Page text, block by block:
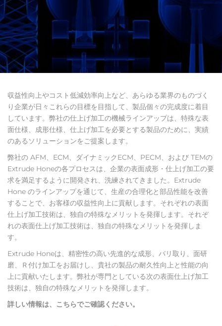
収益性向上やコスト低減効率向上など、あらゆる業界のものづく
り企業が日々これらの目標を目指して、製品個々の完成度に着目
しています。弊社の仕上げ加工の機械ラインアップは、特殊な表
面仕様、成形仕様、仕上げ加工を必要とする製品のために、実績
のあるソリューションをご提案します。
弊社の AFM、ECM、ダイナミックECM、PECM、および TEMの
Extrude Honeの各プロセスは、企業の表面成形・仕上げ加工の要
求を満足するように開発され、洗練されてきました。Extrude
Hone のラインアップを通じて、生産の合理化と部品性能を改善
することで、お客様の収益性向上に貢献します。それぞれの表面
仕上げ加工技術は、独自の特殊なメリットを発揮します。それぞ
れの表面仕上げ加工技術は、独自の特殊なメリットを発揮しま
す。
Extrude Honeは、精密性の高い先進的な成形、バリ取り、面研
磨、Ｒ付け加工をお届けし、貴社の製品の耐久性向上と性能の向
上に貢献いたします。弊社が専門としている次の表面仕上げ加工
技術は、独自の特殊なメリットを発揮します。
詳しい情報は、こちらでご確認ください。